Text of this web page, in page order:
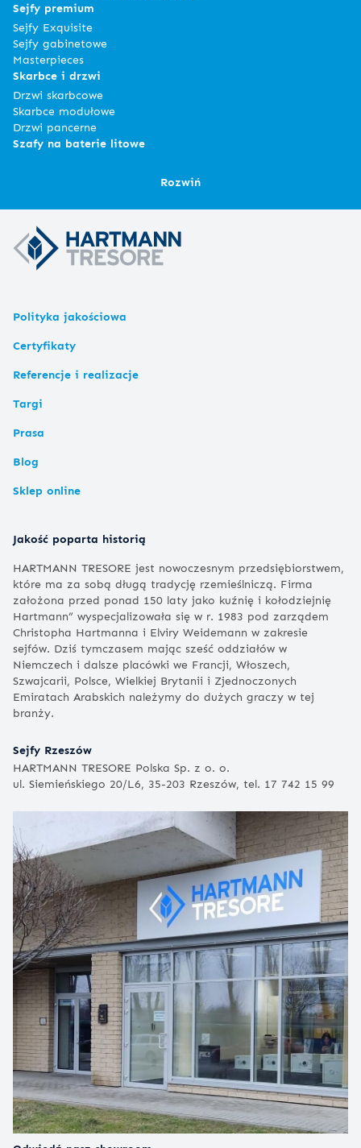
Sejfy premium
Sejfy Exquisite
Sejfy gabinetowe
Masterpieces
Skarbce i drzwi
Drzwi skarbcowe
Skarbce modułowe
Drzwi pancerne
Szafy na baterie litowe
Rozwiń
Polityka jakościowa
Certyfikaty
Referencje i realizacje
Targi
Prasa
Blog
Sklep online
Jakość poparta historią
HARTMANN TRESORE jest nowoczesnym przedsiębiorstwem,
które ma za sobą długą tradycję rzemieślniczą. Firma
założona przed ponad 150 laty jako kuźnię i kołodziejnię
Hartmann” wyspecjalizowała się w r. 1983 pod zarządem
Christopha Hartmanna i Elviry Weidemann w zakresie
sejfów. Dziś tymczasem mając sześć oddziałów w
Niemczech i dalsze placówki we Francji, Włoszech,
Szwajcarii, Polsce, Wielkiej Brytanii i Zjednoczonych
Emiratach Arabskich należymy do dużych graczy w tej
branży.
Sejfy Rzeszów
HARTMANN TRESORE Polska Sp. z o. o.
ul. Siemieńskiego 20/L6, 35-203 Rzeszów, tel. 17 742 15 99